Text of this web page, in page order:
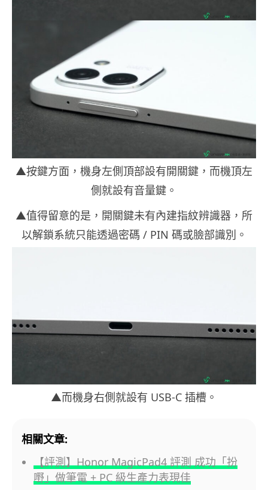
▲按鍵方面，機身左側頂部設有開關鍵，而機頂左
側就設有音量鍵。
▲值得留意的是，開關鍵未有內建指紋辨識器，所
以解鎖系統只能透過密碼 / PIN 碼或臉部識別。
▲而機身右側就設有 USB-C 插槽。
相關文章:
【評測】Honor MagicPad4 評測 成功「扮
嘢」做筆電 + PC 級生產力表現佳